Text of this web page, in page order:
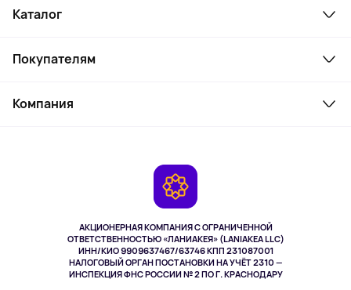
АКЦИОНЕРНАЯ КОМПАНИЯ С ОГРАНИЧЕННОЙ
ОТВЕТСТВЕННОСТЬЮ «ЛАНИАКЕЯ» (LANIAKEA LLC)
ИНН/КИО 9909637467/63746 КПП 231087001
НАЛОГОВЫЙ ОРГАН ПОСТАНОВКИ НА УЧЁТ 2310 —
ИНСПЕКЦИЯ ФНС РОССИИ № 2 ПО Г. КРАСНОДАРУ
Каталог
Ноутбуки, мониторы, VR
Парфюмерия и косметика
Одежда и аксессуары
Покупателям
Как заказать
Компания